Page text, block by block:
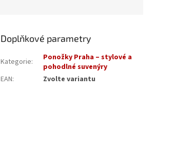
Doplňkové parametry
Kategorie:
Ponožky Praha – stylové a
pohodlné suvenýry
EAN: Zvolte variantu